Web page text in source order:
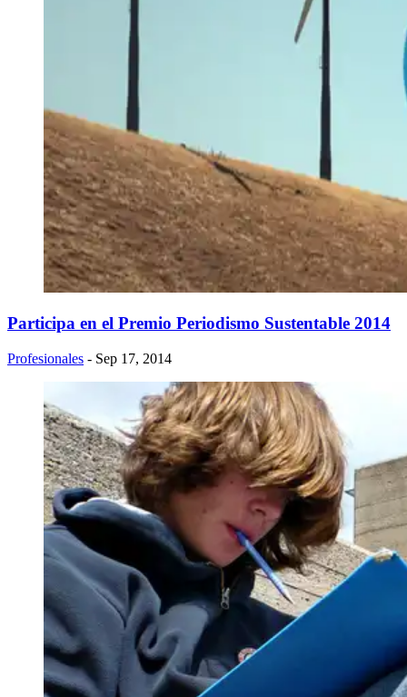
Participa en el Premio Periodismo Sustentable 2014
Profesionales - Sep 17, 2014